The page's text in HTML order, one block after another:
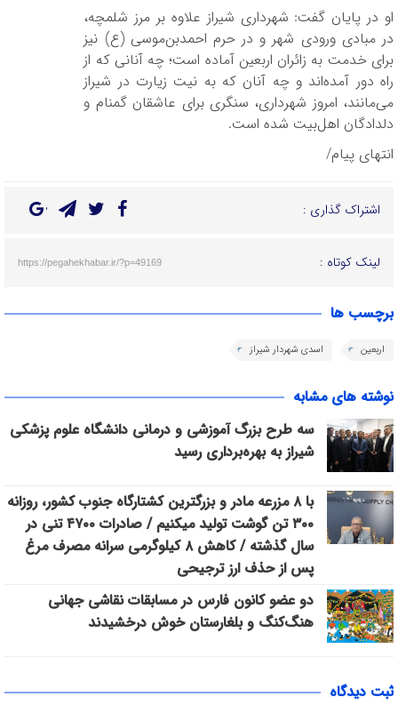
او در پایان گفت: شهرداری شیراز علاوه بر مرز شلمچه،
در مبادی ورودی شهر و در حرم احمدبن‌موسی (ع) نیز
برای خدمت به زائران اربعین آماده است؛ چه آنانی که از
راه دور آمده‌اند و چه آنان که به نیت زیارت در شیراز
می‌مانند، امروز شهرداری، سنگری برای عاشقان گمنام و
دلدادگان اهل‌بیت شده است.
انتهای پیام/
اشتراک گذاری :
لینک کوتاه : https://pegahekhabar.ir/?p=49169
برچسب ها
اربعین اسدی شهردار شیراز
نوشته های مشابه
سه طرح بزرگ آموزشی و درمانی دانشگاه علوم پزشکی
شیراز به بهره‌برداری رسید
با ۸ مزرعه مادر و بزرگترین کشتارگاه جنوب کشور، روزانه
۳۰۰ تن گوشت تولید میکنیم / صادرات ۴۷۰۰ تنی در
سال گذشته / کاهش ۸ کیلوگرمی سرانه مصرف مرغ
پس از حذف ارز ترجیحی
دو عضو کانون فارس در مسابقات نقاشی جهانی
هنگ‌کنگ و بلغارستان خوش درخشیدند
ثبت دیدگاه